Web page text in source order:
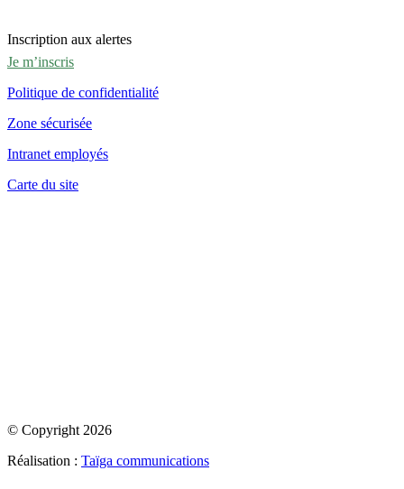
Inscription aux alertes
Je m’inscris
Politique de confidentialité
Zone sécurisée
Intranet employés
Carte du site
© Copyright 2026
Réalisation : Taïga communications